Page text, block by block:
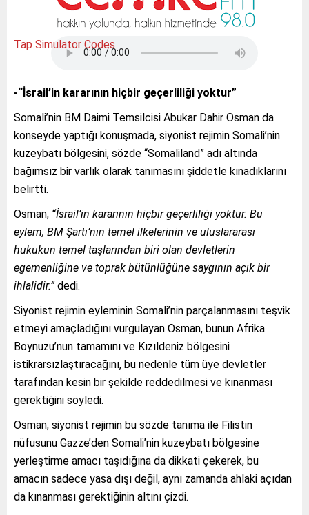
Tap Simulator Codes
-“İsrail’in kararının hiçbir geçerliliği yoktur”
Somali’nin BM Daimi Temsilcisi Abukar Dahir Osman da
konseyde yaptığı konuşmada, siyonist rejimin Somali’nin
kuzeybatı bölgesini, sözde “Somaliland” adı altında
bağımsız bir varlık olarak tanımasını şiddetle kınadıklarını
belirtti.
Osman, “İsrail’in kararının hiçbir geçerliliği yoktur. Bu
eylem, BM Şartı’nın temel ilkelerinin ve uluslararası
hukukun temel taşlarından biri olan devletlerin
egemenliğine ve toprak bütünlüğüne saygının açık bir
ihlalidir.”dedi.
Siyonist rejimin eyleminin Somali’nin parçalanmasını teşvik
etmeyi amaçladığını vurgulayan Osman, bunun Afrika
Boynuzu’nun tamamını ve Kızıldeniz bölgesini
istikrarsızlaştıracağını, bu nedenle tüm üye devletler
tarafından kesin bir şekilde reddedilmesi ve kınanması
gerektiğini söyledi.
Osman, siyonist rejimin bu sözde tanıma ile Filistin
nüfusunu Gazze’den Somali’nin kuzeybatı bölgesine
yerleştirme amacı taşıdığına da dikkati çekerek, bu
amacın sadece yasa dışı değil, aynı zamanda ahlaki açıdan
da kınanması gerektiğinin altını çizdi.